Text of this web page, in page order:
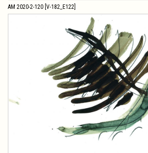
AM 2020-2-120 [V-182_E122]